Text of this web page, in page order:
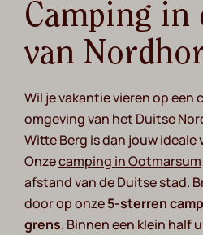
Camping in
van
Wil je vakantie vieren op een
omgeving van het Duitse
Witte Berg is dan jouw
Onzecamping in Ootmarsum
afstand van de Duitse stad.
door op onze5-sterren
grens. Binnen een klein half